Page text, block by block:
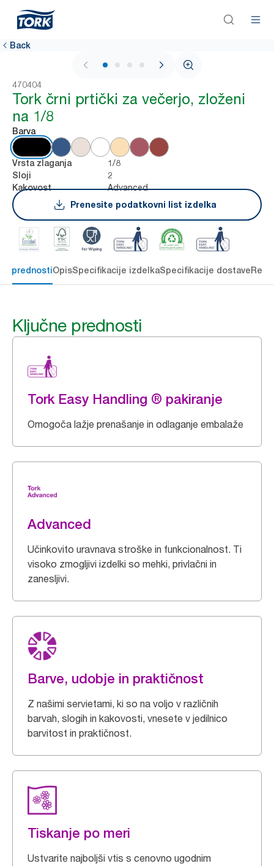
Back
1 / 4
470404
Tork črni prtički za večerjo, zloženi
na 1/8
Barva
Vrsta zlaganja 1/8
Sloji 2
Kakovost
Advanced
Prenesite podatkovni list izdelka
prednostiOpisSpecifikacije izdelkaSpecifikacije dostave
Ključne prednosti
Tork Easy Handling ® pakiranje
Omogoča lažje prenašanje in odlaganje embalaže
Advanced
Učinkovito uravnava stroške in funkcionalnost. Ti
visoko zmogljivi izdelki so mehki, privlačni in
zanesljivi.
Barve, udobje in praktičnost
Z našimi servietami, ki so na voljo v različnih
barvah, slogih in kakovosti, vnesete v jedilnico
barvitost in praktičnost.
Tiskanje po meri
Ustvarite najboljši vtis s cenovno ugodnim